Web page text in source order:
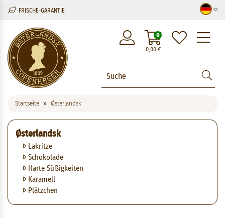
FRISCHE-GARANTIE
0,00€
0
Startseite Østerlandsk
Østerlandsk
Lakritze
Schokolade
Harte Süßigkeiten
Karamell
Plätzchen